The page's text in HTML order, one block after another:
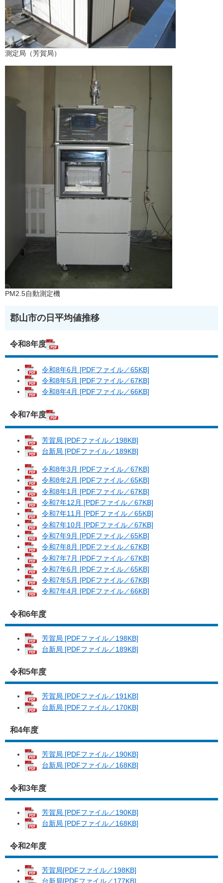
測定局（芳賀局）
PM2.5自動測定機
郡山市の日平均値推移
令和8年度
令和8年6月 [PDFファイル／65KB]
令和8年5月 [PDFファイル／67KB]
令和8年4月 [PDFファイル／66KB]
令和7年度
芳賀局 [PDFファイル／198KB]
台新局 [PDFファイル／189KB]
令和8年3月 [PDFファイル／67KB]
令和8年2月 [PDFファイル／65KB]
令和8年1月 [PDFファイル／67KB]
令和7年12月 [PDFファイル／67KB]
令和7年11月 [PDFファイル／65KB]
令和7年10月 [PDFファイル／67KB]
令和7年9月 [PDFファイル／65KB]
令和7年8月 [PDFファイル／67KB]
令和7年7月 [PDFファイル／67KB]
令和7年6月 [PDFファイル／65KB]
令和7年5月 [PDFファイル／67KB]
令和7年4月 [PDFファイル／66KB]
令和6年度
芳賀局 [PDFファイル／198KB]
台新局 [PDFファイル／189KB]
令和5年度
芳賀局 [PDFファイル／191KB]
台新局 [PDFファイル／170KB]
和4年度
芳賀局 [PDFファイル／190KB]
台新局 [PDFファイル／168KB]
令和3年度
芳賀局 [PDFファイル／190KB]
台新局 [PDFファイル／168KB]
令和2年度
芳賀局[PDFファイル／198KB]
台新局[PDFファイル／177KB]